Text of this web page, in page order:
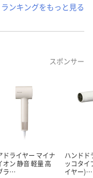
ランキングをもっと見る
スポンサー
ドライヤー マイナ
オン 静音 軽量 高
ラ…
ハンドド
ッコタイ
イヤー)…